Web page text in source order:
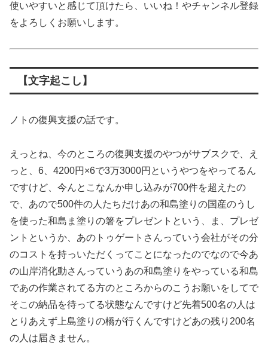
使いやすいと感じて頂けたら、いいね！やチャンネル登録
をよろしくお願いします。
【文字起こし】
ノトの復興支援の話です。
えっとね、今のところの復興支援のやつがサブスクで、え
っと、6、4200円×6で3万3000円というやつをやってるん
ですけど、今んとこなんか申し込みが700件を超えたの
で、あので500件の人たちだけあの和島塗りの国産のうし
を使った和島ま塗りの箸をプレゼントという、ま、プレゼ
ントというか、あのトゥゲートさんっていう会社がその分
のコストを持っいただくってことになったのでなので今あ
の山岸消化動さんっていうあの和島塗りをやっている和島
であの作業されてる方のところからのこうお願いをしてで
そこの納品を待ってる状態なんですけど先着500名の人は
とりあえず上島塗りの橋が行くんですけどあの残り200名
の人は届きません。